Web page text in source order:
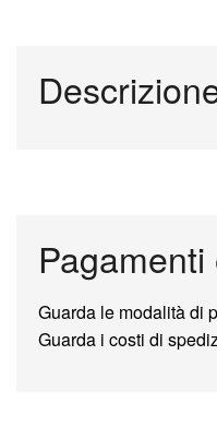
Guarda le modalità di
Guarda i costi di